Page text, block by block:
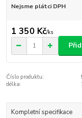
Nejsme plátci DPH
1 350 Kč/ks
Číslo produktu:
délka:
Kompletní specifikace